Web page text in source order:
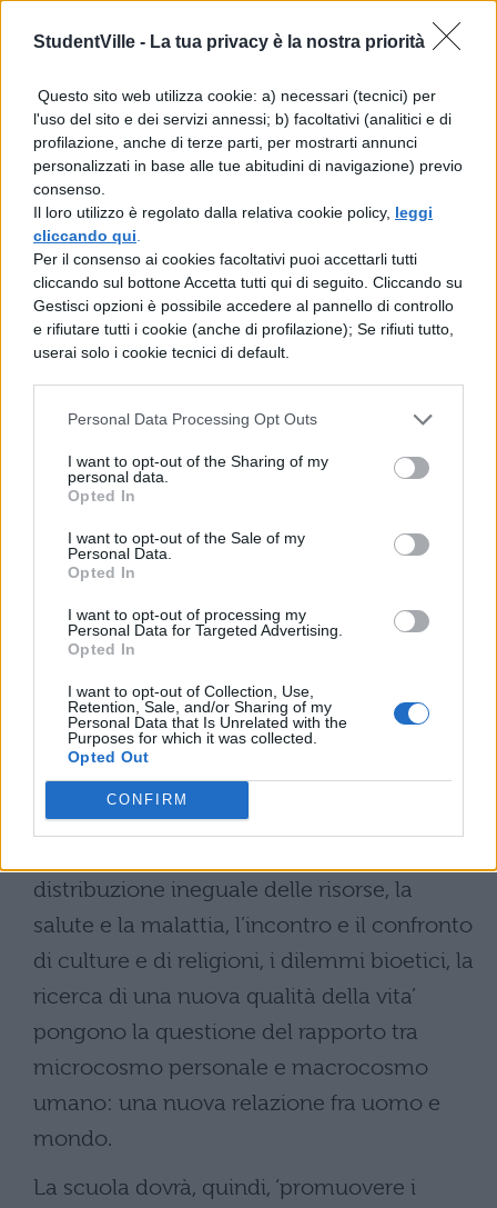
StudentVille - La tua privacy è la nostra priorità
Questo sito web utilizza cookie: a) necessari (tecnici) per
l'uso del sito e dei servizi annessi; b) facoltativi (analitici e di
profilazione, anche di terze parti, per mostrarti annunci
personalizzati in base alle tue abitudini di navigazione) previo
consenso.
Il loro utilizzo è regolato dalla relativa cookie policy, leggi
cliccando qui
Per il consenso ai cookies facoltativi puoi accettarli tutti
cliccando sul bottone Accetta tutti qui di seguito. Cliccando su
Gestisci opzioni è possibile accedere al pannello di controllo
e rifiutare tutti i cookie (anche di profilazione); Se rifiuti tutto,
userai solo i cookie tecnici di default.
Personal Data Processing Opt Outs
I want to opt-out of the Sharing of my
personal data.
Opted In
I want to opt-out of the Sale of my
Personal Data.
Opted In
I want to opt-out of processing my
Personal Data for Targeted Advertising.
Opted In
I want to opt-out of Collection, Use,
Retention, Sale, and/or Sharing of my
Personal Data that Is Unrelated with the
Purposes for which it was collected.
Opted Out
CONFIRM
documento. Gli interventi didattici degli
insegnanti devono essere personalizzati e
indirizzati a veri studenti. Non rivolti ‘a
studentì astratti. La sfida del terzo millennio
si affronta non più con le conoscenze ma
attraverso le ‘chiavi per apprendere ad
apprendere, per costruire e per trasformare
le mappe dei saperì adattandole
all’evoluzione sempre più rapida delle
conoscenze. Un modello totalmente
differente da quello dei nostri padri.
La scuola affronterà anche la sfida di una
nuova cittadinanza. I nostri figli e nipoti
saranno cittadini europei e del mondo.
Genitori e insegnanti, in piena sintonia,
dovranno formare cittadini ‘in grado di
partecipare consapevolmente alla
composite’. La Storia e la valorizzazione dei
beni culturali costituiranno il presupposto
per affrontare il futuro. I problemi della
globalizzazione, ‘il degrado ambientale, il
distribuzione ineguale delle risorse, la
salute e la malattia, l’incontro e il confronto
di culture e di religioni, i dilemmi bioetici, la
ricerca di una nuova qualità della vita’
pongono la questione del rapporto tra
microcosmo personale e macrocosmo
umano: una nuova relazione fra uomo e
mondo.
La scuola dovrà, quindi, ‘promuovere i